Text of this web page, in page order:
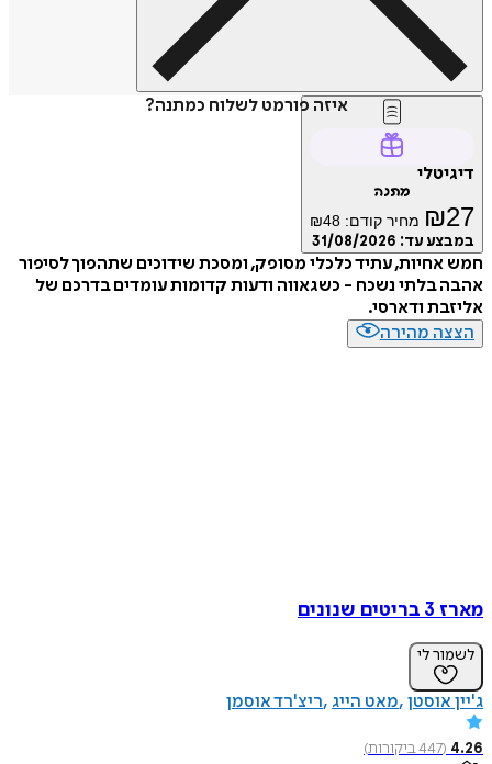
איזה פורמט לשלוח כמתנה?
דיגיטלי
מתנה
₪27 מחיר קודם: ₪48
במבצע עד: 31/08/2026
חמש אחיות, עתיד כלכלי מסופק, ומסכת שידוכים שתהפוך לסיפור
אהבה בלתי נשכח - כשגאווה ודעות קדומות עומדים בדרכם של
אליזבת ודארסי.
הצצה מהירה
מארז 3 בריטים שנונים
לשמור לי
ג'יין אוסטן מאט הייג ריצ'רד אוסמן
4.26
(
447ביקורות)